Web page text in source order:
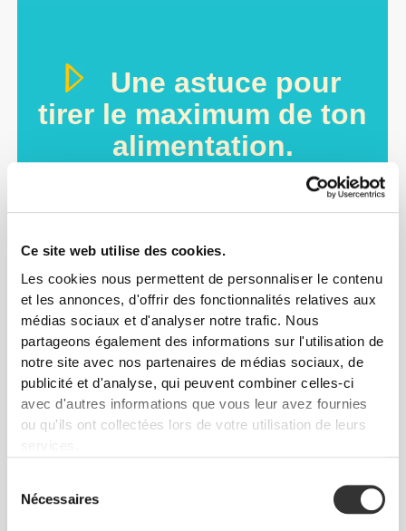
Ce site web utilise des cookies.
Les cookies nous permettent de personnaliser le contenu
et les annonces, d'offrir des fonctionnalités relatives aux
médias sociaux et d'analyser notre trafic. Nous
partageons également des informations sur l'utilisation de
notre site avec nos partenaires de médias sociaux, de
publicité et d'analyse, qui peuvent combiner celles-ci
avec d'autres informations que vous leur avez fournies
ou qu'ils ont collectées lors de votre utilisation de leurs
Nécessaires
Une astuce pour
tirer le maximum de ton
alimentation.